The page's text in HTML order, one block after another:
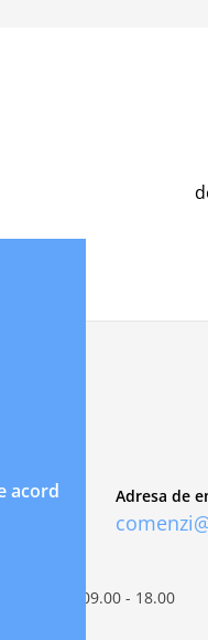
21%
Adresa de
orele 09.00 - 18.00
acord